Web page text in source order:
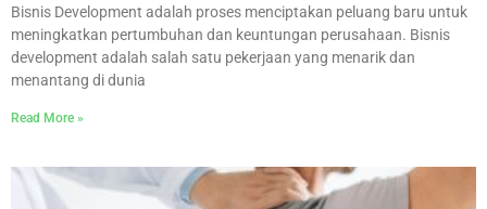
Bisnis Development adalah proses menciptakan peluang baru untuk
meningkatkan pertumbuhan dan keuntungan perusahaan. Bisnis
development adalah salah satu pekerjaan yang menarik dan
menantang di dunia
Read More »